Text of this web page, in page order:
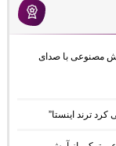
مصنوعی با صدای